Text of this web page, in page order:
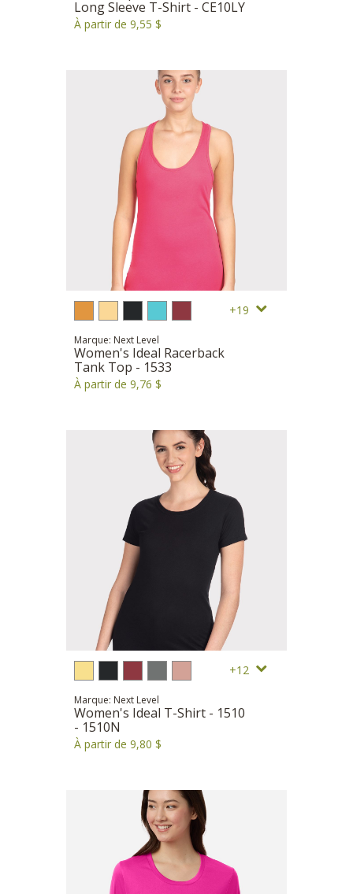
Long Sleeve T-Shirt - CE10LY
À partir de 9,55 $
19
Marque: Next Level
Women's Ideal Racerback
Tank Top - 1533
À partir de 9,76 $
12
Marque: Next Level
Women's Ideal T-Shirt - 1510
- 1510N
À partir de 9,80 $